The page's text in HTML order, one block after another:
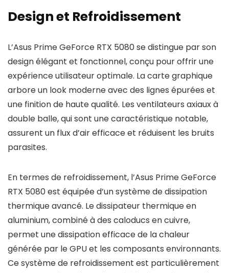
Design et Refroidissement
L’Asus Prime GeForce RTX 5080 se distingue par son
design élégant et fonctionnel, conçu pour offrir une
expérience utilisateur optimale. La carte graphique
arbore un look moderne avec des lignes épurées et
une finition de haute qualité. Les ventilateurs axiaux à
double balle, qui sont une caractéristique notable,
assurent un flux d’air efficace et réduisent les bruits
parasites.
En termes de refroidissement, l’Asus Prime GeForce
RTX 5080 est équipée d’un système de dissipation
thermique avancé. Le dissipateur thermique en
aluminium, combiné à des caloducs en cuivre,
permet une dissipation efficace de la chaleur
générée par le GPU et les composants environnants.
Ce système de refroidissement est particulièrement